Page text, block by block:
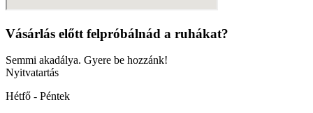
Vásárlás előtt felpróbálnád a ruhákat?
Semmi akadálya. Gyere be hozzánk!
Nyitvatartás
Hétfő - Péntek